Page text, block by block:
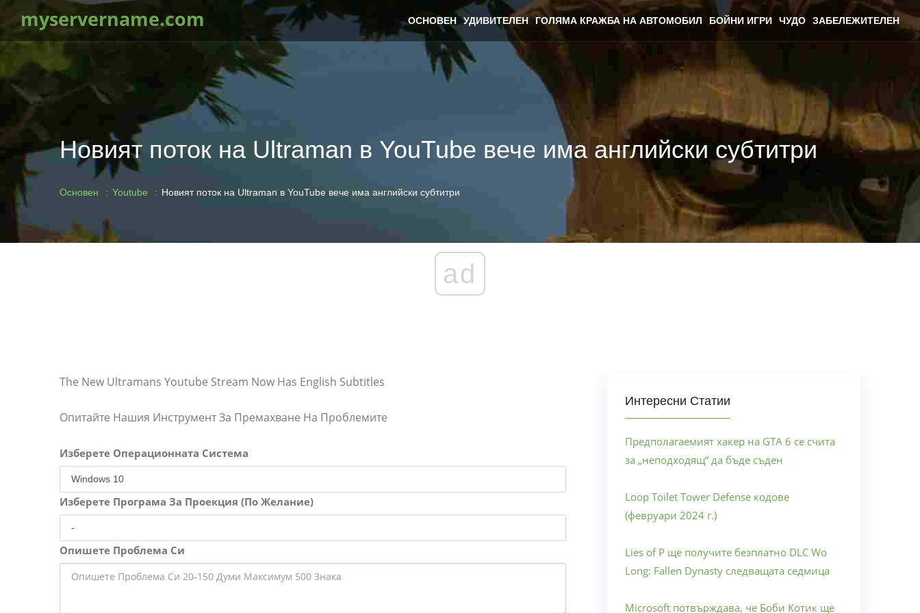
myservername.com ОСНОВЕН УДИВИТЕЛЕН ГОЛЯМА КРАЖБА НА АВТОМОБИЛ БОЙНИ ИГРИ ЧУДО ЗАБЕЛЕЖИТЕЛЕН
Новият поток на Ultraman в YouTube вече има английски субтитри
Основен Youtube Новият поток на Ultraman в YouTube вече има английски субтитри
ad
The New Ultramans Youtube Stream Now Has English Subtitles
Опитайте Нашия Инструмент За Премахване На Проблемите
Изберете Операционната Система
Изберете Програма За Проекция (По Желание)
Опишете Проблема Си
Интересни Статии
Предполагаемият хакер на GTA 6 се счита
за „неподходящ“ да бъде съден
Loop Toilet Tower Defense кодове
(февруари 2024 г.)
Lies of P ще получите безплатно DLC Wo
Long: Fallen Dynasty следващата седмица
Microsoft потвърждава, че Боби Котик ще